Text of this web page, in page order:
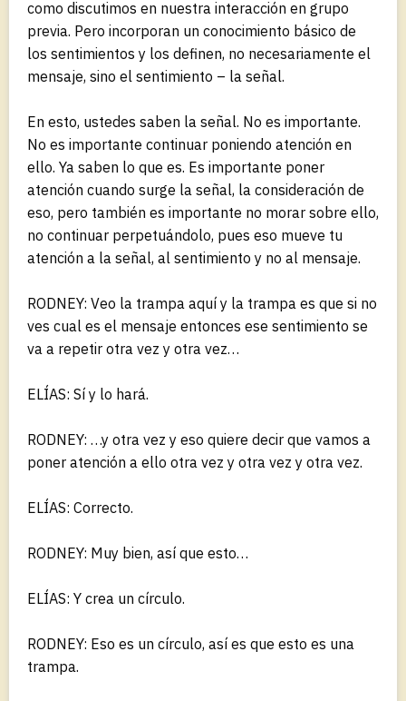
como discutimos en nuestra interacción en grupo
previa. Pero incorporan un conocimiento básico de
los sentimientos y los definen, no necesariamente el
mensaje, sino el sentimiento – la señal.
En esto, ustedes saben la señal. No es importante.
No es importante continuar poniendo atención en
ello. Ya saben lo que es. Es importante poner
atención cuando surge la señal, la consideración de
eso, pero también es importante no morar sobre ello,
no continuar perpetuándolo, pues eso mueve tu
atención a la señal, al sentimiento y no al mensaje.
RODNEY: Veo la trampa aquí y la trampa es que si no
ves cual es el mensaje entonces ese sentimiento se
va a repetir otra vez y otra vez…
ELÍAS: Sí y lo hará.
RODNEY: …y otra vez y eso quiere decir que vamos a
poner atención a ello otra vez y otra vez y otra vez.
ELÍAS: Correcto.
RODNEY: Muy bien, así que esto…
ELÍAS: Y crea un círculo.
RODNEY: Eso es un círculo, así es que esto es una
trampa.